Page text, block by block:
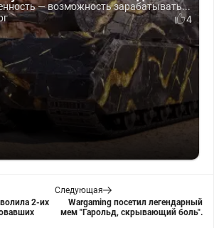
— возможность зарабатывать...
4
2-их
Следующая
Wargaming посетил легендарный
мем "Гарольд, скрывающий боль".